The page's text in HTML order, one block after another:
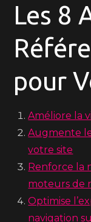
Les 8
pour
Améliore la
Augmente
votre site
Renforce la
moteurs de
Optimise
navigation